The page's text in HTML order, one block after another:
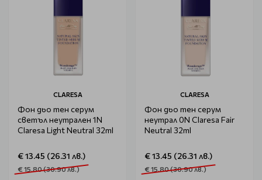
CLARESA
Фон дьо тен серум
светъл неутрален 1N
Claresa Light Neutral 32ml
€ 13.45 (26.31 лв.)
€ 15.80 (30.90 лв.)
CLARESA
Фон дьо тен серум
неутрал 0N Claresa Fair
Neutral 32ml
€ 13.45 (26.31 лв.)
€ 15.80 (30.90 лв.)